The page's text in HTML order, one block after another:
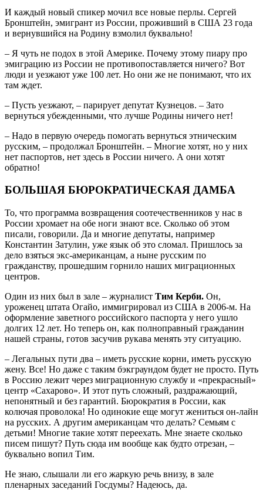
И каждый новый спикер мочил все новые перлы. Сергей
Бронштейн, эмигрант из России, проживший в США 23 года
и вернувшийся на Родину взмолил буквально!
– Я чуть не подох в этой Америке. Почему этому пиару про
эмиграцию из России не противопоставляется ничего? Вот
люди и уезжают уже 100 лет. Но они же не понимают, что их
там ждет.
– Пусть уезжают, – парирует депутат Кузнецов. – Зато
вернуться убежденными, что лучше Родины ничего нет!
– Надо в первую очередь помогать вернуться этническим
русским, – продолжал Бронштейн. – Многие хотят, но у них
нет паспортов, нет здесь в России ничего. А они хотят
обратно!
БОЛЬШАЯ БЮРОКРАТИЧЕСКАЯ ДАМБА
То, что программа возвращения соотечественников у нас в
России хромает на обе ноги знают все. Сколько об этом
писали, говорили. Да и многие депутаты, например
Константин Затулин, уже язык об это сломал. Пришлось за
дело взяться экс-американцам, а ныне русским по
гражданству, прошедшим горнило наших миграционных
центров.
Один из них был в зале – журналист Тим Керби. Он,
уроженец штата Огайо, иммигрировал из США в 2006-м. На
оформление заветного российского паспорта у него ушло
долгих 12 лет. Но теперь он, как полноправный гражданин
нашей страны, готов засучив рукава менять эту ситуацию.
– Легальных пути два – иметь русские корни, иметь русскую
жену. Все! Но даже с таким бэкграундом будет не просто. Путь
в Россию лежит через миграционную службу и «прекрасный»
центр «Сахарово». И этот путь сложный, раздражающий,
непонятный и без гарантий. Бюрократия в России, как
колючая проволока! Но одинокие еще могут жениться он-лайн
на русских. А другим американцам что делать? Семьям с
детьми! Многие такие хотят переехать. Мне знаете сколько
писем пишут? Путь сюда им вообще как будто отрезан, –
буквально вопил Тим.
Не знаю, слышали ли его жаркую речь внизу, в зале
пленарных заседаний Госдумы? Надеюсь, да.